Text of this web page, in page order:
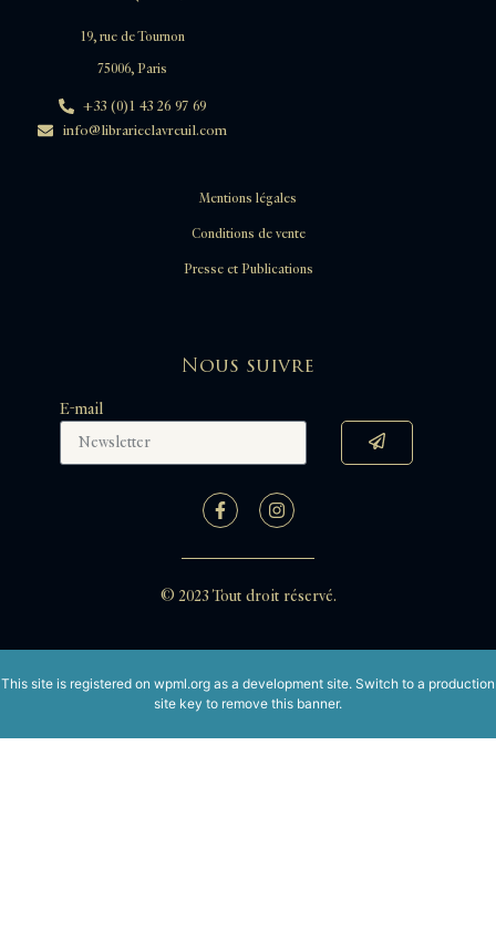
19, rue de Tournon
75006, Paris
+33 (0)1 43 26 97 69
info@librarieclavreuil.com
Mentions légales
Conditions de vente
Presse et Publications
Nous suivre
E-mail
© 2023 Tout droit réservé.
This site is registered on wpml.org as a development site. Switch to a production
site key to remove this banner.